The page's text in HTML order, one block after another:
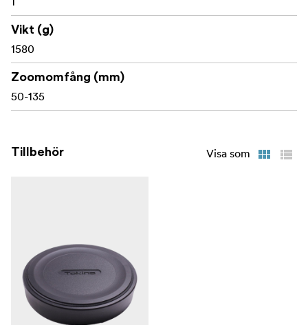
Vikt (g)
1580
Zoomomfång (mm)
50-135
Tillbehör Visa som